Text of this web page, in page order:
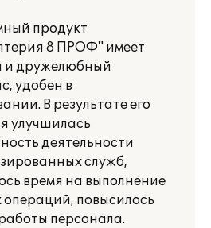
продукт
8 ПРОФ" имеет
и дружелюбный
удобен в
В результате его
улучшилась
деятельности
служб,
время на выполнение
повысилось
персонала.